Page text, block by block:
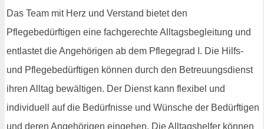
Das Team mit Herz und Verstand bietet den
Pflegebedürftigen eine fachgerechte Alltagsbegleitung und
entlastet die Angehörigen ab dem Pflegegrad I. Die Hilfs-
und Pflegebedürftigen können durch den Betreuungsdienst
ihren Alltag bewältigen. Der Dienst kann flexibel und
individuell auf die Bedürfnisse und Wünsche der Bedürftigen
und deren Angehörigen eingehen. Die Alltagshelfer können